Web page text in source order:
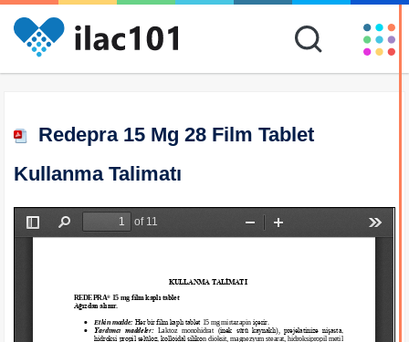
Redepra 15 Mg 28 Film Tablet
Kullanma Talimatı